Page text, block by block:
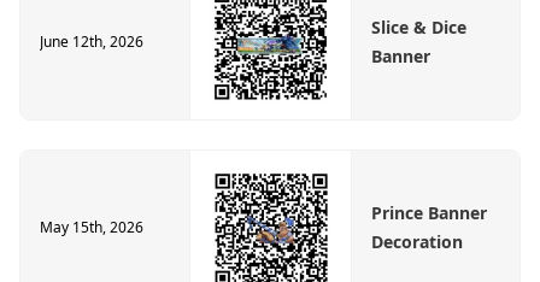
June 12th, 2026
Slice & Dice
Banner
May 15th, 2026
Prince Banner
Decoration